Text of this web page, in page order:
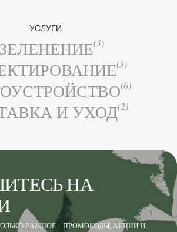
УСЛУГИ
(3)
(3)
(6)
И УХОД(2)
НА
ВАЖНОЕ – ПРОМОКОДЫ, АКЦИИ И